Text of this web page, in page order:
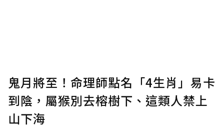
鬼月將至！命理師點名「4生肖」易卡
到陰，屬猴別去榕樹下、這類人禁上
山下海